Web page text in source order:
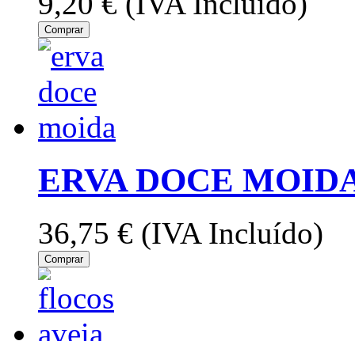
Comprar
ERVA DOCE
36,75 € (IVA Incluído)
Comprar